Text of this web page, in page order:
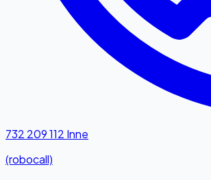
732 209 112 Inne
(robocall)